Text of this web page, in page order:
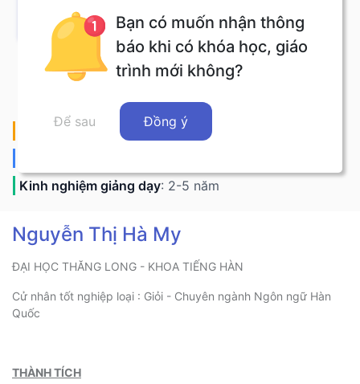
Chứng chỉ: TOPIK 6
Kinh nghiệm giảng dạy: 2-5 năm
Nguyễn Thị Hà My
ĐẠI HỌC THĂNG LONG - KHOA TIẾNG HÀN
Cử nhân tốt nghiệp loại : Giỏi - Chuyên ngành Ngôn ngữ Hàn
Quốc
THÀNH TÍCH
Bạn có muốn nhận thông
báo khi có khóa học, giáo
trình mới không?
Để sau Đồng ý